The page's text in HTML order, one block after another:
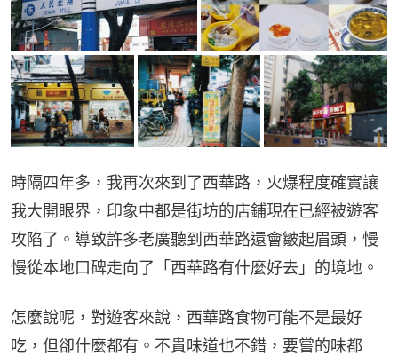
時隔四年多，我再次來到了西華路，火爆程度確實讓
我大開眼界，印象中都是街坊的店鋪現在已經被遊客
攻陷了。導致許多老廣聽到西華路還會皺起眉頭，慢
慢從本地口碑走向了「西華路有什麼好去」的境地。
怎麼說呢，對遊客來說，西華路食物可能不是最好
吃，但卻什麼都有。不貴味道也不錯，要嘗的味都